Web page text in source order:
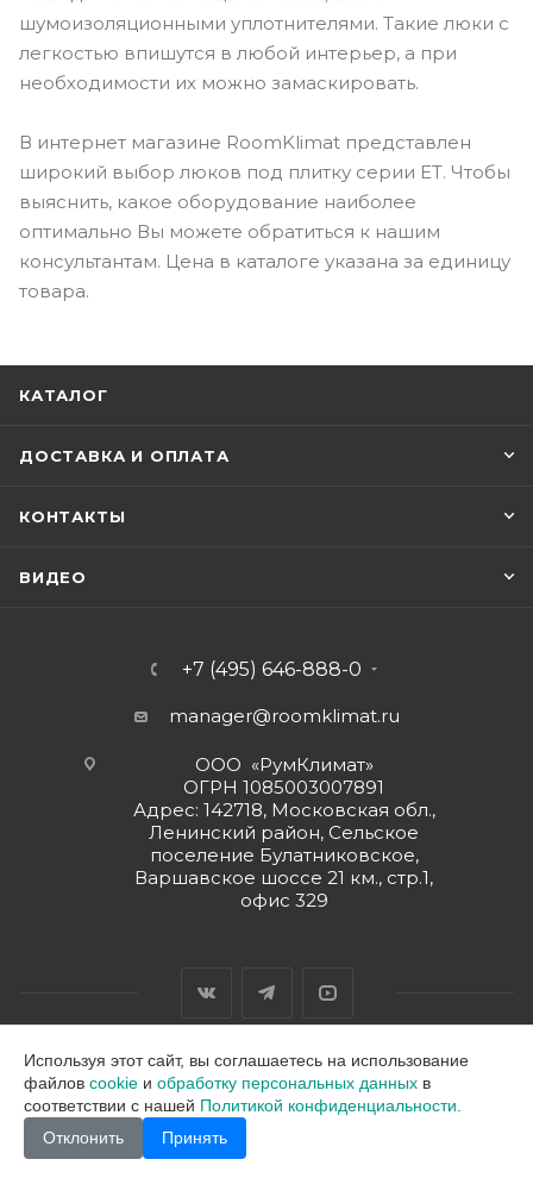
шумоизоляционными уплотнителями. Такие люки с
легкостью впишутся в любой интерьер, а при
необходимости их можно замаскировать.
В интернет магазине RoomKlimat представлен
широкий выбор люков под плитку серии ЕТ. Чтобы
выяснить, какое оборудование наиболее
оптимально Вы можете обратиться к нашим
консультантам. Цена в каталоге указана за единицу
товара.
КАТАЛОГ
ДОСТАВКА И ОПЛАТА
КОНТАКТЫ
ВИДЕО
+7 (495) 646-888-0
manager@roomklimat.ru
ООО «РумКлимат»
ОГРН 1085003007891
Адрес: 142718, Московская обл.,
Ленинский район, Сельское
поселение Булатниковское,
Варшавское шоссе 21 км., стр.1,
офис 329
2026 © ООО "РумКлимат"
Используя этот сайт, вы соглашаетесь на использование
файлов cookie и обработку персональных данных в
соответствии с нашей Политикой конфиденциальности.
Отклонить
Принять